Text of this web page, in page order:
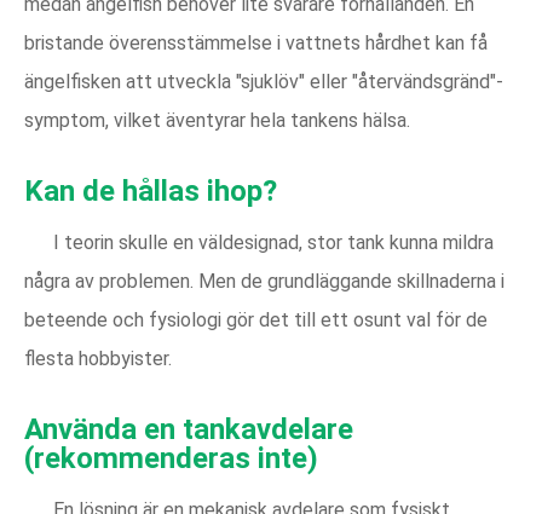
bristande överensstämmelse i vattnets hårdhet kan få
ängelfisken att utveckla "sjuklöv" eller "återvändsgränd"-
symptom, vilket äventyrar hela tankens hälsa.
Kan de hållas ihop?
I teorin skulle en väldesignad, stor tank kunna mildra
några av problemen. Men de grundläggande skillnaderna i
beteende och fysiologi gör det till ett osunt val för de
flesta hobbyister.
Använda en tankavdelare
(rekommenderas inte)